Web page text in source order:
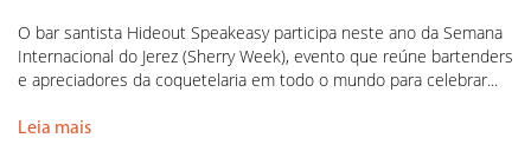
O bar santista Hideout Speakeasy participa neste ano da Semana
Internacional do Jerez (Sherry Week), evento que reúne bartenders
e apreciadores da coquetelaria em todo o mundo para celebrar...
Leia mais